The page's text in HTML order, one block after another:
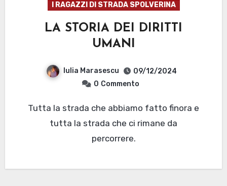
I RAGAZZI DI STRADA SPOLVERINA
LA STORIA DEI DIRITTI
UMANI
Iulia Marasescu
09/12/2024
0 Commento
Tutta la strada che abbiamo fatto finora e
tutta la strada che ci rimane da
percorrere.